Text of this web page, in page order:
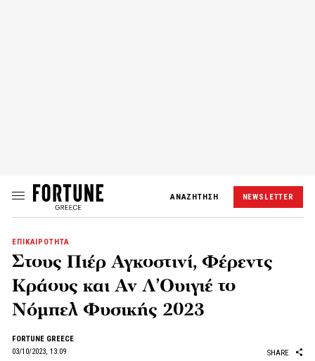
ΑΝΑΖΗΤΗΣΗ NEWSLETTER
ΕΠΙΚΑΙΡΟΤΗΤΑ
Στους Πιέρ Αγκοστινί, Φέρεντς
Κράους και Αν Λ’Ουιγιέ το
Νόμπελ Φυσικής 2023
FORTUNE GREECE
03/10/2023, 13:09
SHARE